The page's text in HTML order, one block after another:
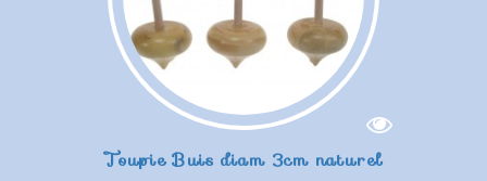
Toupie Buis diam 3cm naturel